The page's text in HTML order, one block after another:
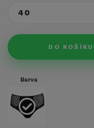
40
DO KOŠÍKU
Barva